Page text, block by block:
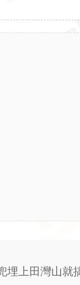
埋上田灣山